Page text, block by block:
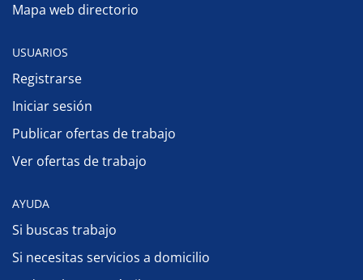
Mapa web directorio
USUARIOS
Registrarse
Iniciar sesión
Publicar ofertas de trabajo
Ver ofertas de trabajo
AYUDA
Si buscas trabajo
Si necesitas servicios a domicilio